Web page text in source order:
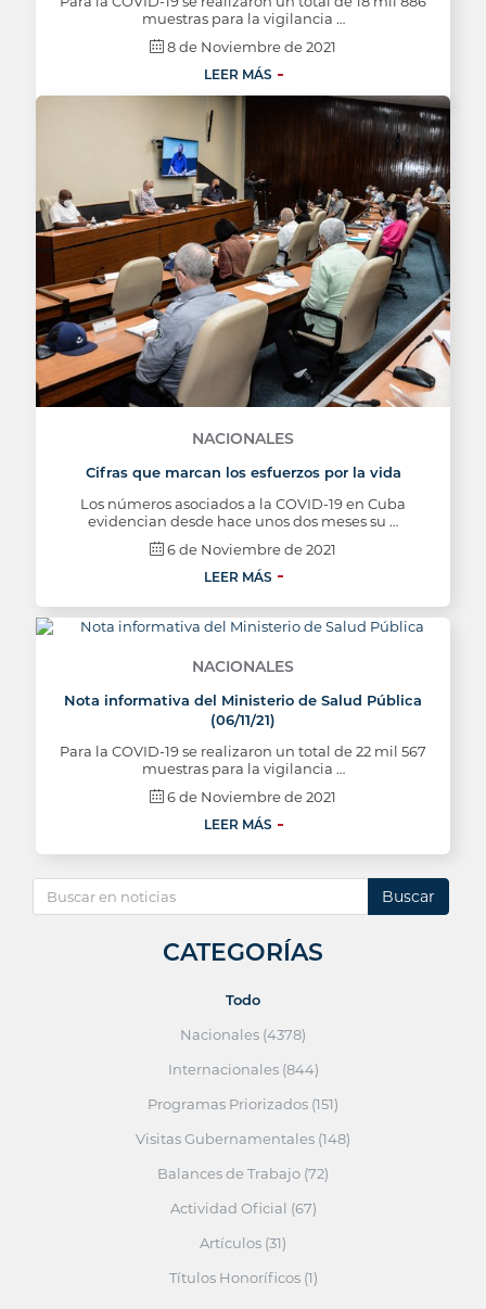
muestras para la vigilancia …
8 de Noviembre de 2021
LEER MÁS
NACIONALES
Cifras que marcan los esfuerzos por la vida
Los números asociados a la COVID-19 en Cuba
evidencian desde hace unos dos meses su …
6 de Noviembre de 2021
LEER MÁS
NACIONALES
Nota informativa del Ministerio de Salud Pública
(06/11/21)
Para la COVID-19 se realizaron un total de 22 mil 567
muestras para la vigilancia …
6 de Noviembre de 2021
LEER MÁS
Buscar
CATEGORÍAS
Todo
Nacionales (4378)
Internacionales (844)
Programas Priorizados (151)
Visitas Gubernamentales (148)
Balances de Trabajo (72)
Actividad Oficial (67)
Artículos (31)
Títulos Honoríficos (1)